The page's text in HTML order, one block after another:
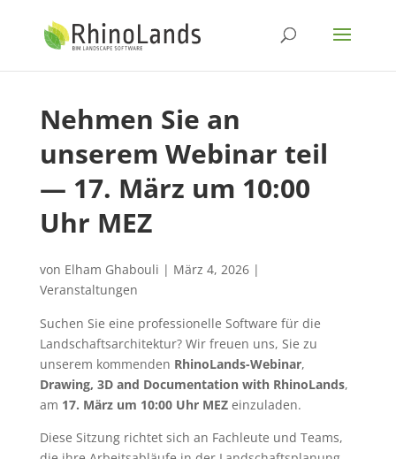
Nehmen Sie an
unserem Webinar teil
— 17. März um 10:00
Uhr MEZ
von Elham Ghabouli | März 4, 2026|
Veranstaltungen
Suchen Sie eine professionelle Software für die
Landschaftsarchitektur? Wir freuen uns, Sie zu
unserem kommenden RhinoLands-Webinar,
Drawing, 3D and Documentation with RhinoLands,
am 17. März um 10:00 Uhr MEZeinzuladen.
Diese Sitzung richtet sich an Fachleute und Teams,